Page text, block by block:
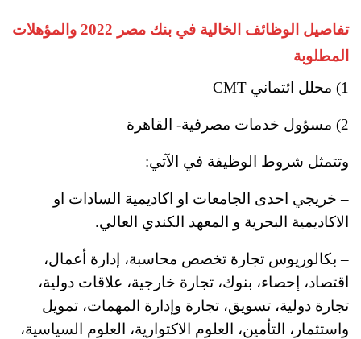
تفاصيل الوظائف الخالية في بنك مصر 2022 والمؤهلات
المطلوبة
1) محلل ائتماني CMT
2) مسؤول خدمات مصرفية- القاهرة
وتتمثل شروط الوظيفة في الآتي:
– خريجي احدى الجامعات او اكاديمية السادات او
الاكاديمية البحرية و المعهد الكندي العالي.
– بكالوريوس تجارة تخصص محاسبة، إدارة أعمال،
اقتصاد، إحصاء، بنوك، تجارة خارجية، علاقات دولية،
تجارة دولية، تسويق، تجارة وإدارة المهمات، تمويل
واستثمار، التأمين، العلوم الاكتوارية، العلوم السياسية،